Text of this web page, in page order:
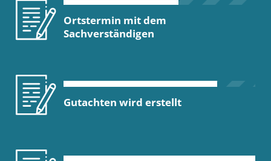
Ortstermin mit dem
Sachverständigen
Gutachten wird erstellt